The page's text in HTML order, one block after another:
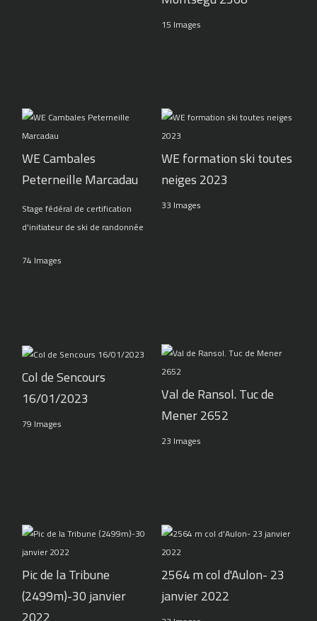
15 Images
WE Cambales
Peterneille Marcadau
Stage fédéral de certification
d'initiateur de ski de randonnée
74 Images
WE formation ski toutes
neiges 2023
33 Images
Col de Sencours
16/01/2023
79 Images
Val de Ransol. Tuc de
Mener 2652
23 Images
Pic de la Tribune
(2499m)-30 janvier
2564 m col d'Aulon- 23
janvier 2022